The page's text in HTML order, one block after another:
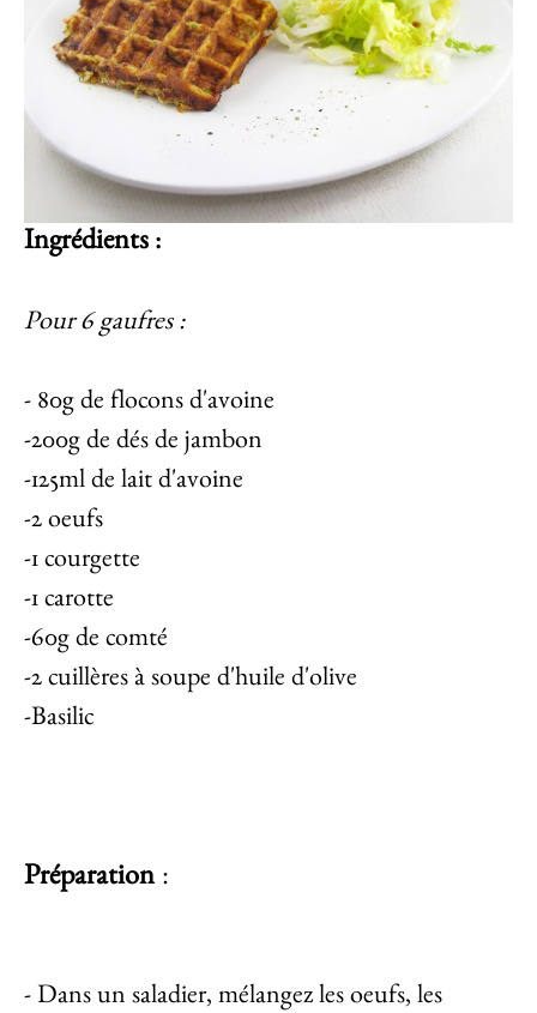
Ingrédients :
Pour 6 gaufres :
- 80g de flocons d'avoine
-200g de dés de jambon
-125ml de lait d'avoine
-2 oeufs
-1 courgette
-1 carotte
-60g de comté
-2 cuillères à soupe d'huile d'olive
-Basilic
Préparation :
- Dans un saladier, mélangez les oeufs, les